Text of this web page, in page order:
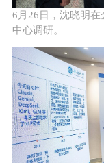
6月26日，沈晓明
中心调研。